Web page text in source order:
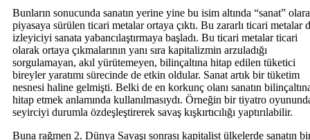
Bunların sonucunda sanatın yerine yine bu isim altında “sanat”
piyasaya sürülen ticari metalar ortaya çıktı. Bu zararlı ticari metalar
izleyiciyi sanata yabancılaştırmaya başladı. Bu ticari metalar ticari
olarak ortaya çıkmalarının yanı sıra kapitalizmin arzuladığı
sorgulamayan, akıl yürütemeyen, bilinçaltına hitap edilen tüketici
bireyler yaratımı sürecinde de etkin oldular. Sanat artık bir tüketim
nesnesi haline gelmişti. Belki de en korkunç olanı sanatın
hitap etmek anlamında kullanılmasıydı. Örneğin bir tiyatro
seyirciyi durumla özdeşleştirerek savaş kışkırtıcılığı yaptırılabilir.
Buna rağmen 2. Dünya Savaşı sonrası kapitalist ülkelerde sanatın